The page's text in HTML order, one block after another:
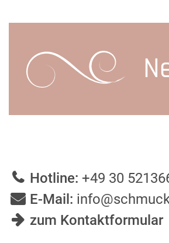
Hotline: +49 30
E-Mail:
zum Kontaktformular